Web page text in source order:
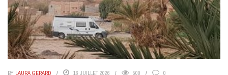
BY LAURA GERARD 16 JUILLET 2026 500 0